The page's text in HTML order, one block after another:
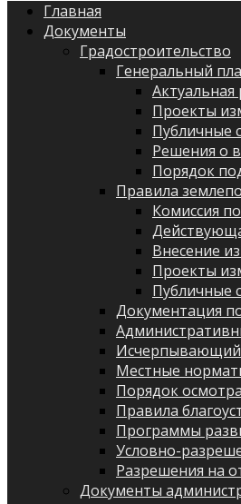
Главная
Документы
Градостроительство
Генеральный
Актуальная
Проекты
Публичные
Решения о
Порядок
Правила
Комиссия
Внесение
Проекты
Публичные
Документация
Исчерпывающий
Местные
Порядок
Правила
Программы
Условно-
Разрешения на
Документы